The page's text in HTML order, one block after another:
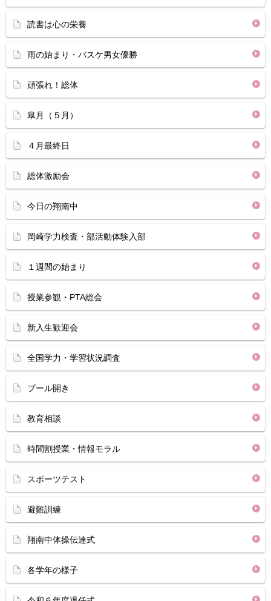
読書は心の栄養
雨の始まり・バスケ男女優勝
頑張れ！総体
皐月（５月）
４月最終日
総体激励会
今日の翔南中
岡崎学力検査・部活動体験入部
１週間の始まり
授業参観・PTA総会
新入生歓迎会
全国学力・学習状況調査
プール開き
教育相談
時間割授業・情報モラル
スポーツテスト
避難訓練
翔南中体操伝達式
各学年の様子